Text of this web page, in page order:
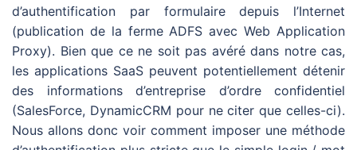
d’authentification par formulaire depuis l’Internet
(publication de la ferme ADFS avec Web Application
Proxy). Bien que ce ne soit pas avéré dans notre cas,
les applications SaaS peuvent potentiellement détenir
des informations d’entreprise d’ordre confidentiel
(SalesForce, DynamicCRM pour ne citer que celles-ci).
Nous allons donc voir comment imposer une méthode